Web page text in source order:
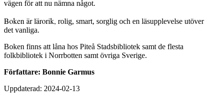
vägen för att nu nämna något.
Boken är lärorik, rolig, smart, sorglig och en läsupplevelse utöver
det vanliga.
Boken finns att låna hos Piteå Stadsbibliotek samt de flesta
folkbibliotek i Norrbotten samt övriga Sverige.
Författare: Bonnie Garmus
Uppdaterad: 2024-02-13